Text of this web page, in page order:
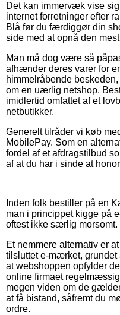
Det kan immervæk vise
internet forretninger efter
Blå før du færdiggør din
side med at opnå den
Man må dog være så
afhænder deres varer for
himmelråbende
om en uærlig netshop.
imidlertid omfattet af et
netbutikker.
Generelt tilråder vi køb
MobilePay. Som en
fordel af et afdragstilbud
af at du har i sinde at
Inden folk bestiller på en
man i princippet kigge på
oftest ikke særlig morsomt.
Et nemmere alternativ er
tilsluttet e-mærket, grundet
at webshoppen opfylder
online firmaet
megen viden om de
at få bistand, såfremt du
ordre.